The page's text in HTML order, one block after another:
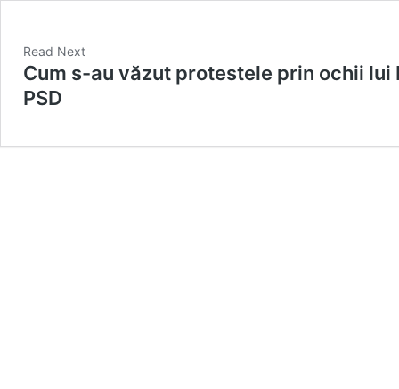
Read Next
Cum s-au văzut protestele prin ochii
PSD